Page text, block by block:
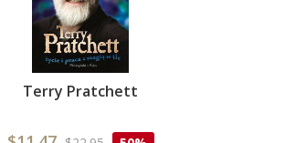
Terry Pratchett